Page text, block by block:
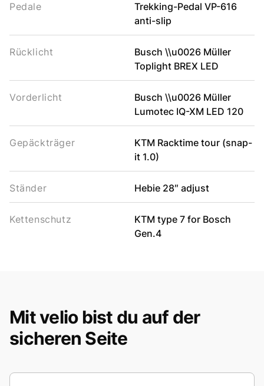
Pedale
Trekking-Pedal VP-616
anti-slip
Rücklicht
Busch \\u0026 Müller
Toplight BREX LED
Vorderlicht
Busch \\u0026 Müller
Lumotec IQ-XM LED 120
Gepäckträger
KTM Racktime tour (snap-
it 1.0)
Ständer Hebie 28″ adjust
Kettenschutz
KTM type 7 for Bosch
Gen.4
Mit velio bist du auf der
sicheren Seite